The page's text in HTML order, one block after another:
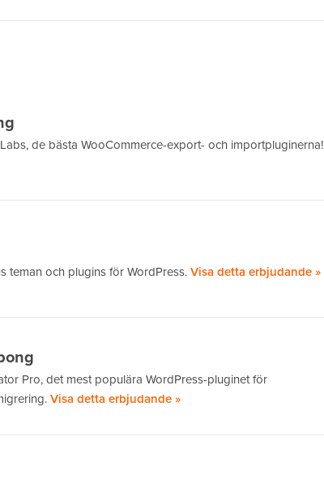
de bästa WooCommerce-export- och importpluginerna!
teman och plugins för WordPress.Visa detta erbjudande »
Pro, det mest populära WordPress-pluginet för
Visa detta erbjudande »